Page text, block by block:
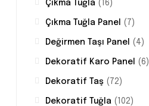
Çıkma Tuğla (16)
Çıkma Tuğla Panel (7)
Değirmen Taşı Panel (4)
Dekoratif Karo Panel (6)
Dekoratif Taş (72)
Dekoratif Tuğla (102)